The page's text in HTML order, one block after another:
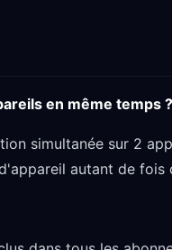
en même temps
simultanée sur 2
autant de fois